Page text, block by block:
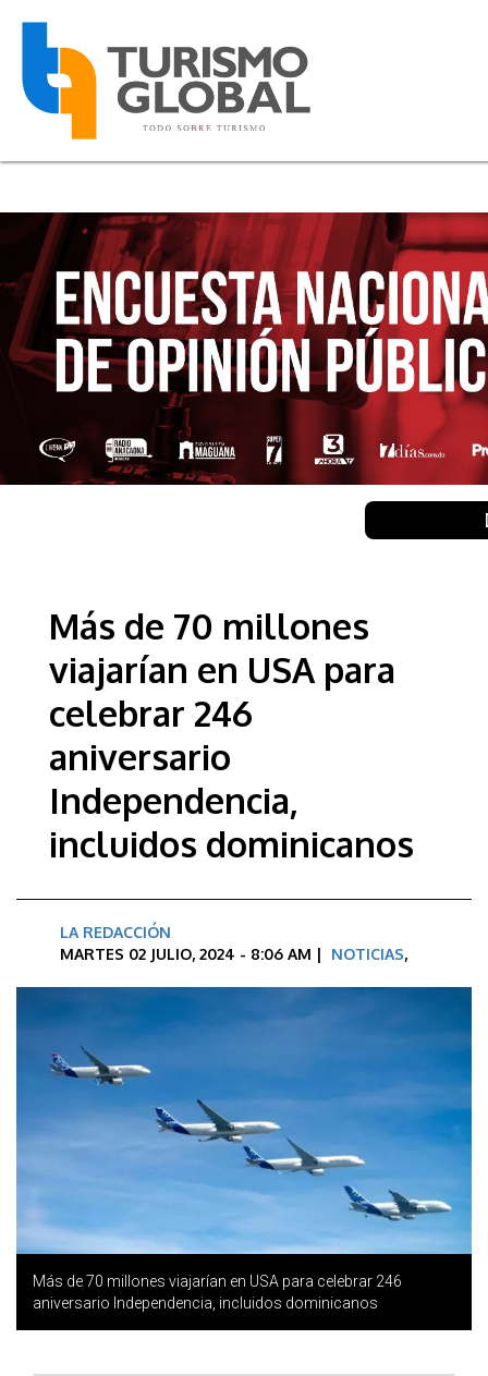
Más de 70 millones
viajarían en USA para
celebrar 246
aniversario
Independencia,
incluidos dominicanos
LA REDACCIÓN
MARTES 02 JULIO, 2024 - 8:06 AM | NOTICIAS,
Más de 70 millones viajarían en USA para celebrar 246
aniversario Independencia, incluidos dominicanos